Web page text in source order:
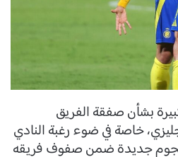
بشأن صفقة الفريق
خاصة في ضوء رغبة النادي
جديدة ضمن صفوف فريقه